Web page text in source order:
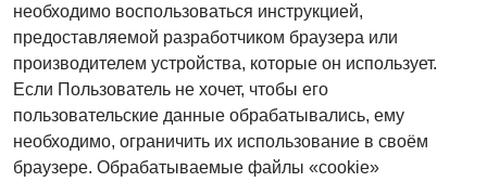
необходимо воспользоваться инструкцией,
предоставляемой разработчиком браузера или
производителем устройства, которые он использует.
Если Пользователь не хочет, чтобы его
пользовательские данные обрабатывались, ему
необходимо, ограничить их использование в своём
браузере. Обрабатываемые файлы «cookie»